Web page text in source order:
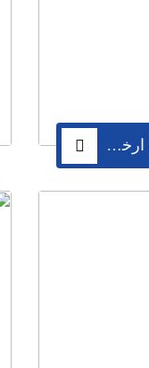
سواتر وحواجز احواش مكة ارخص الاسعار